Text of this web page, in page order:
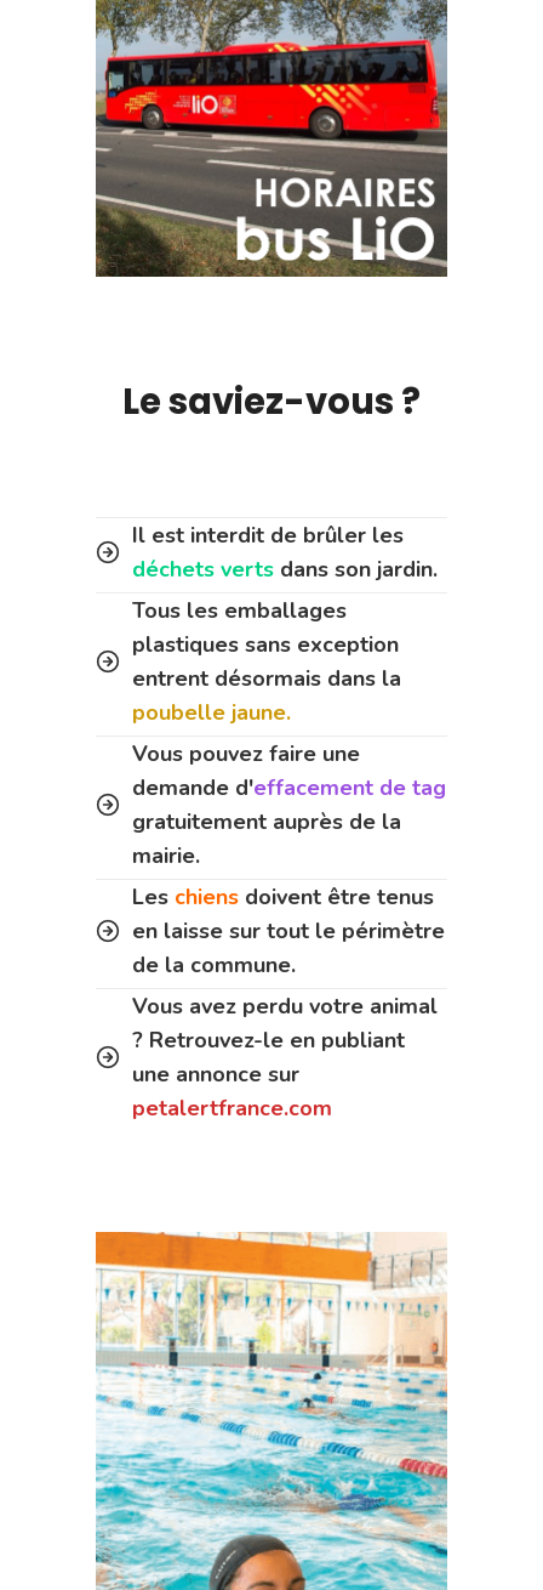
Le saviez-vous ?
Il est interdit de brûler les
déchets verts dans son jardin.
Tous les emballages
plastiques sans exception
entrent désormais dans la
poubelle jaune.
Vous pouvez faire une
demande d'effacement de tag
gratuitement auprès de la
mairie.
Les chiens doivent être tenus
en laisse sur tout le périmètre
de la commune.
Vous avez perdu votre animal
? Retrouvez-le en publiant
une annonce sur
petalertfrance.com